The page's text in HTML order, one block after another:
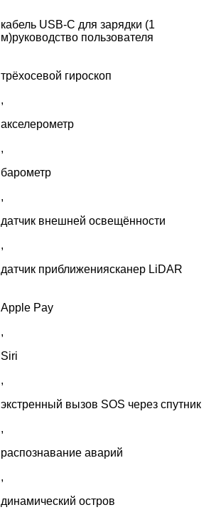
кабель USB‑C для зарядки (1
м)руководство пользователя
трёхосевой гироскоп
,
акселерометр
,
барометр
,
датчик внешней освещённости
,
датчик приближениясканер LiDAR
Apple Pay
,
Siri
,
экстренный вызов SOS через спутник
,
распознавание аварий
,
динамический остров